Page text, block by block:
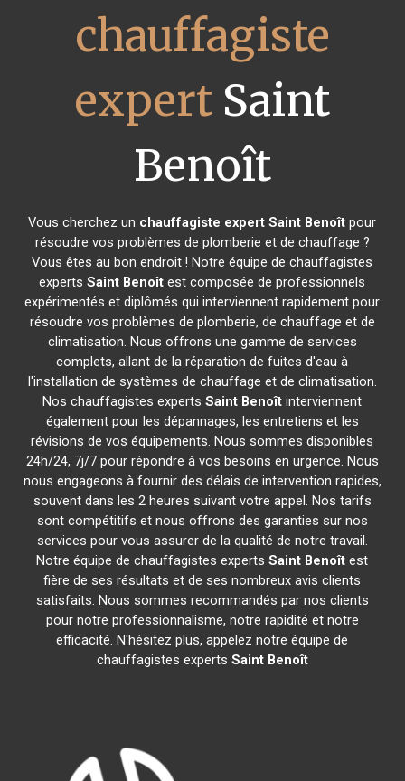
chauffagiste
expertSaint
Benoît
Vous cherchez un chauffagiste expert Saint Benoît pour
résoudre vos problèmes de plomberie et de chauffage ?
Vous êtes au bon endroit ! Notre équipe de chauffagistes
expertsSaint Benoît est composée de professionnels
expérimentés et diplômés qui interviennent rapidement pour
résoudre vos problèmes de plomberie, de chauffage et de
climatisation. Nous offrons une gamme de services
complets, allant de la réparation de fuites d'eau à
l'installation de systèmes de chauffage et de climatisation.
Nos chauffagistes expertsSaint Benoît interviennent
également pour les dépannages, les entretiens et les
révisions de vos équipements. Nous sommes disponibles
24h/24, 7j/7 pour répondre à vos besoins en urgence. Nous
nous engageons à fournir des délais de intervention rapides,
souvent dans les 2 heures suivant votre appel. Nos tarifs
sont compétitifs et nous offrons des garanties sur nos
services pour vous assurer de la qualité de notre travail.
Notre équipe de chauffagistes expertsSaint Benoît est
fière de ses résultats et de ses nombreux avis clients
satisfaits. Nous sommes recommandés par nos clients
pour notre professionnalisme, notre rapidité et notre
efficacité. N'hésitez plus, appelez notre équipe de
chauffagistes experts Saint Benoît